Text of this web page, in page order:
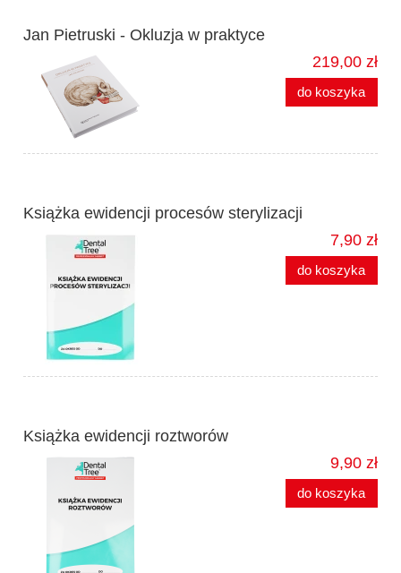
Jan Pietruski - Okluzja w praktyce
219,00 zł
do koszyka
Książka ewidencji procesów sterylizacji
7,90 zł
do koszyka
Książka ewidencji roztworów
9,90 zł
do koszyka